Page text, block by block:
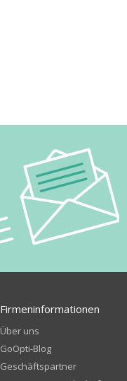
Firmeninformationen
Über uns
GoOpti-Blog
Geschäftspartner